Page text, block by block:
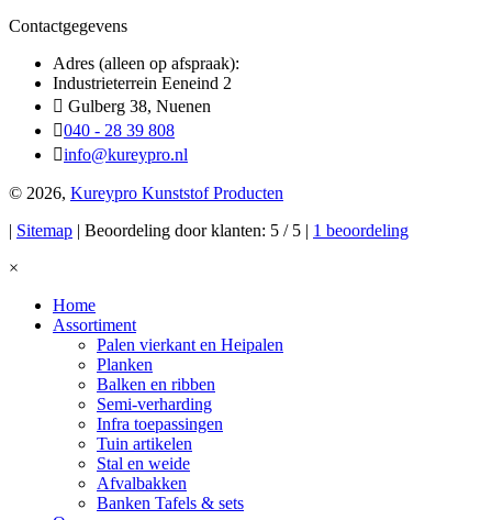
Contactgegevens
Adres (alleen op afspraak):
Industrieterrein Eeneind 2
Gulberg 38, Nuenen
040 - 28 39 808
info@kureypro.nl
© 2026, Kureypro Kunststof Producten
| Sitemap | Beoordeling door klanten: 5 / 5 | 1 beoordeling
×
Home
Assortiment
Palen vierkant en Heipalen
Planken
Balken en ribben
Semi-verharding
Infra toepassingen
Tuin artikelen
Stal en weide
Afvalbakken
Banken Tafels & sets